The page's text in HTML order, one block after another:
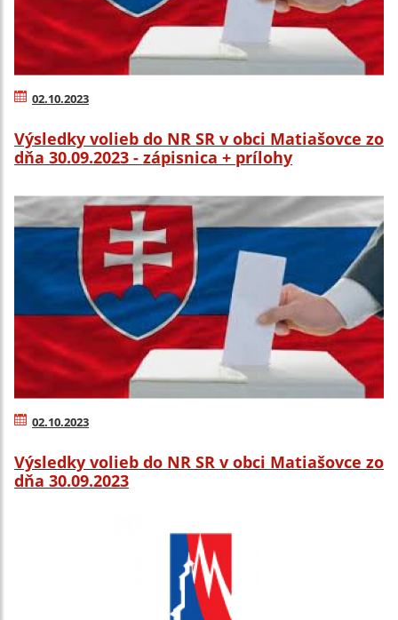
02.10.2023
Výsledky volieb do NR SR v obci Matiašovce zo
dňa 30.09.2023 - zápisnica + prílohy
02.10.2023
Výsledky volieb do NR SR v obci Matiašovce zo
dňa 30.09.2023